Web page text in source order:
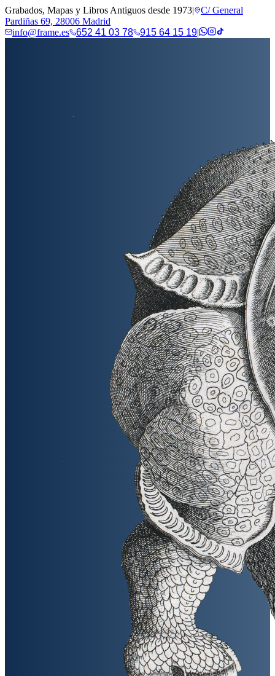
Grabados, Mapas y Libros Antiguos desde 1973|
C/ General
Pardiñas 69, 28006 Madrid
info@frame.es
652 41 03 78 915 64 15 19|